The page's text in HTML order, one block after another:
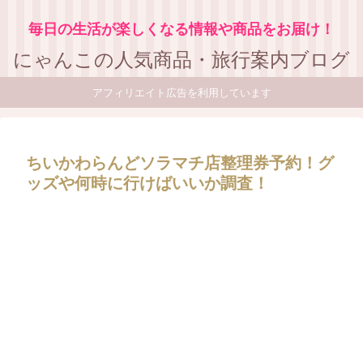
毎日の生活が楽しくなる情報や商品をお届け！
にゃんこの人気商品・旅行案内ブログ
アフィリエイト広告を利用しています
ちいかわらんどソラマチ店整理券予約！グ
ッズや何時に行けばいいか調査！